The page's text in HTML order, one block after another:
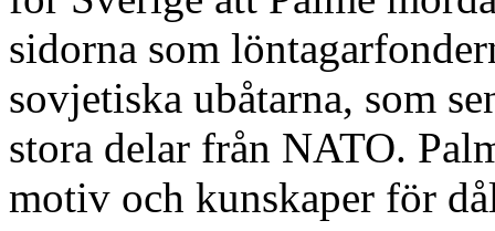
sidorna som
sovjetiska ubåtarna, som
stora delar från NATO.
motiv och kunskaper för